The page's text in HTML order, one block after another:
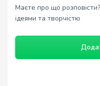
Маєте про що
ідеями та творчістю